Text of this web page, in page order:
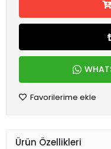
Favorilerime ekle
Ürün Özellikleri